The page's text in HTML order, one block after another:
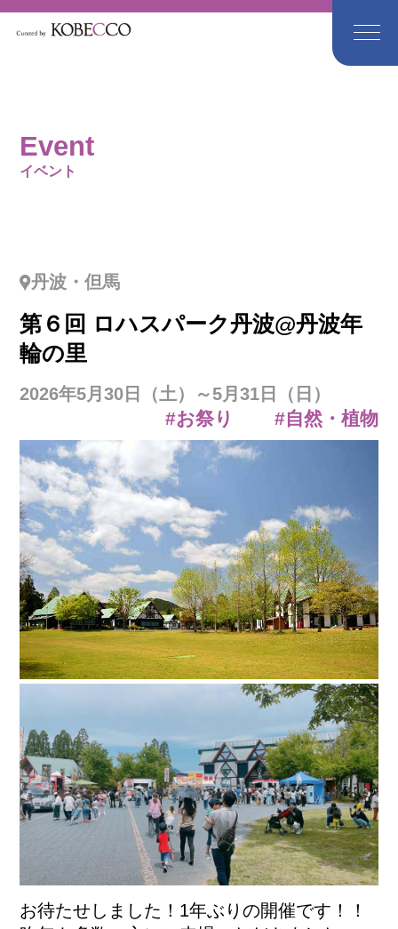
Event
イベント
丹波・但馬
第６回 ロハスパーク丹波@丹波年
輪の里
2026年5月30日（土）～5月31日（日）
#お祭り #自然・植物
お待たせしました！1年ぶりの開催です！！